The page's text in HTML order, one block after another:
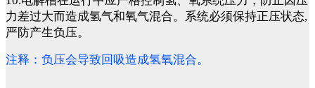
力差过大而造成氢气和氧气混合。系统必须保持正压状态,
严防产生负压。
注释：负压会导致回吸造成氢氧混合。